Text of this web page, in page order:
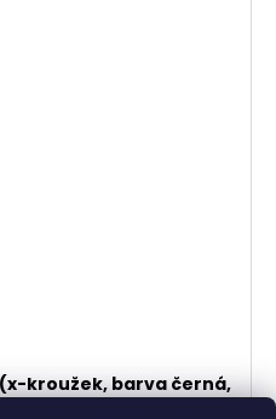
(x-kroužek, barva černá,